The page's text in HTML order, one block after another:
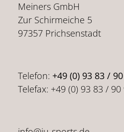
Meiners GmbH
Zur Schirmeiche 5
97357 Prichsenstadt
Telefon: +49 (0) 93 83 /
Telefax: +49 (0) 93 83 / 90